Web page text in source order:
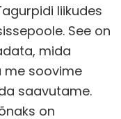
liikudes
See on
mida
me soovime
saavutame.
on